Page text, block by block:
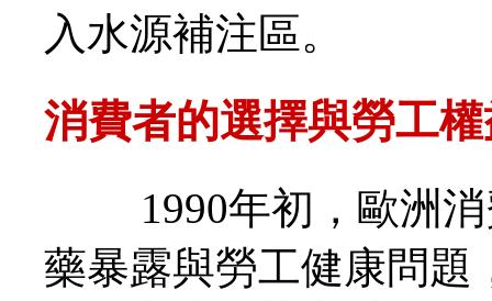
入水源補注區。
消費者的選擇與勞工
1990年初，歐洲消
藥暴露與勞工健康問題